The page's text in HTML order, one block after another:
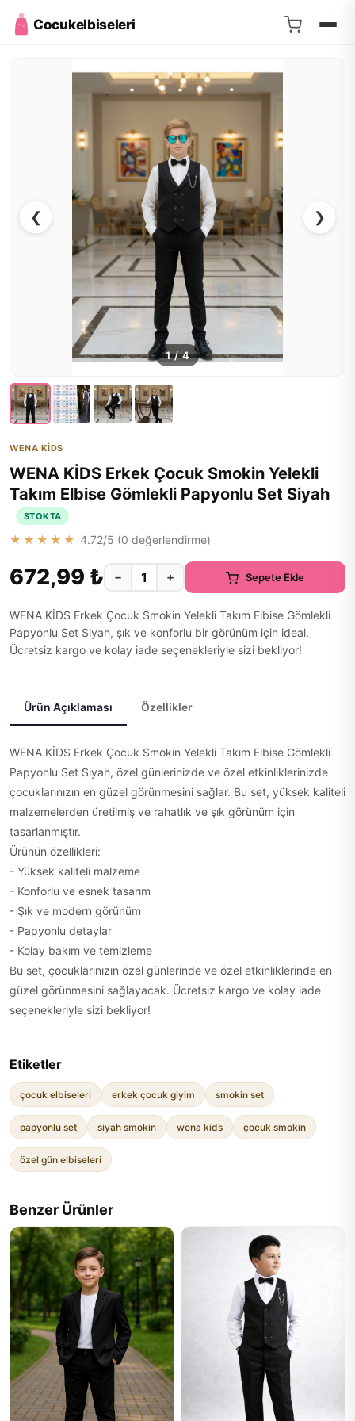
Cocukelbiseleri
❮ ❯
1/4
WENA KİDS
WENA KİDS Erkek Çocuk Smokin Yelekli
Takım Elbise Gömlekli Papyonlu Set Siyah
STOKTA
★★★★★ 4.72/5 (0 değerlendirme)
672,99 ₺ − + Sepete Ekle
WENA KİDS Erkek Çocuk Smokin Yelekli Takım Elbise Gömlekli
Papyonlu Set Siyah, şık ve konforlu bir görünüm için ideal.
Ücretsiz kargo ve kolay iade seçenekleriyle sizi bekliyor!
Ürün Açıklaması Özellikler
WENA KİDS Erkek Çocuk Smokin Yelekli Takım Elbise Gömlekli
Papyonlu Set Siyah, özel günlerinizde ve özel etkinliklerinizde
çocuklarınızın en güzel görünmesini sağlar. Bu set, yüksek kaliteli
malzemelerden üretilmiş ve rahatlık ve şık görünüm için
tasarlanmıştır.
Ürünün özellikleri:
- Yüksek kaliteli malzeme
- Konforlu ve esnek tasarım
- Şık ve modern görünüm
- Papyonlu detaylar
- Kolay bakım ve temizleme
Bu set, çocuklarınızın özel günlerinde ve özel etkinliklerinde en
güzel görünmesini sağlayacak. Ücretsiz kargo ve kolay iade
seçenekleriyle sizi bekliyor!
Etiketler
çocuk elbiseleri erkek çocuk giyim smokin set
papyonlu set siyah smokin wena kids çocuk smokin
özel gün elbiseleri
Benzer Ürünler